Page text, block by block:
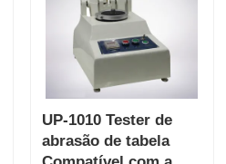
UP-1010 Tester de
abrasão de tabela